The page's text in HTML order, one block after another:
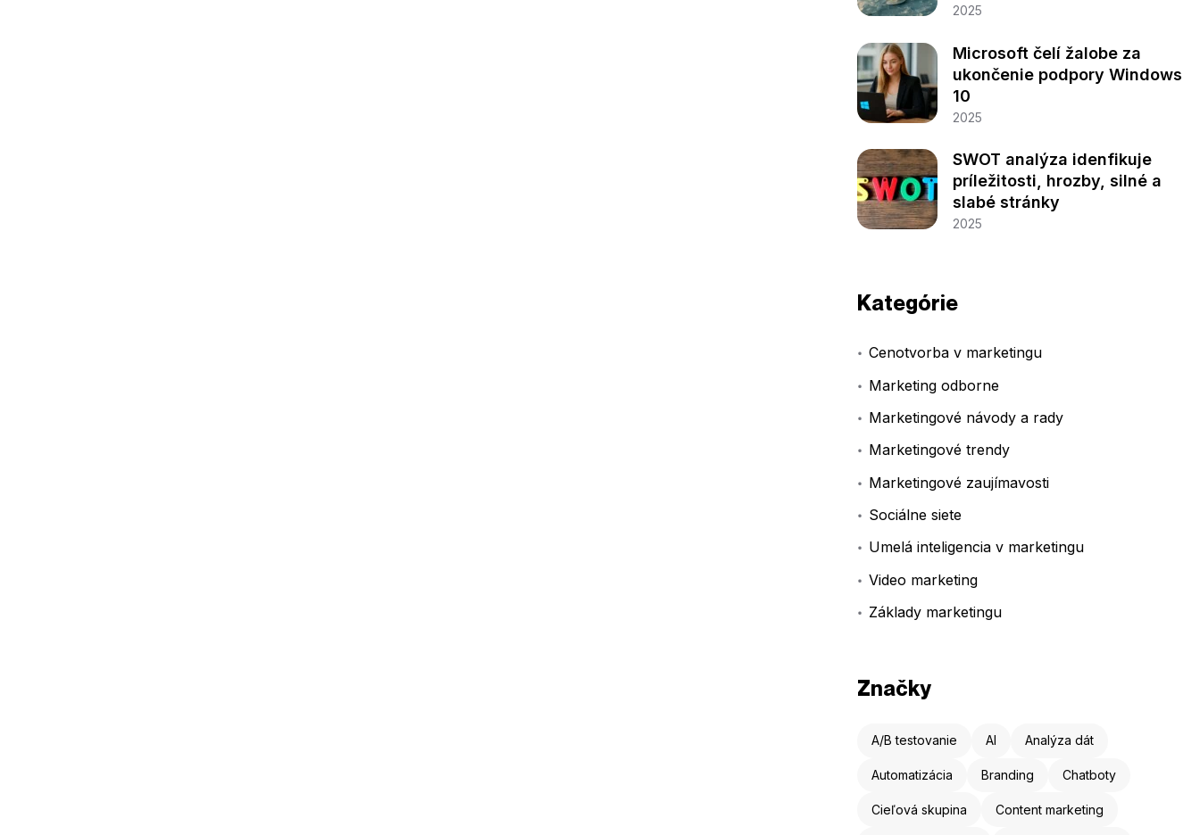
2025
Microsoft čelí žalobe za
ukončenie podpory Windows
10
2025
SWOT analýza idenfikuje
príležitosti, hrozby, silné a
slabé stránky
2025
Kategórie
Cenotvorba v marketingu
Marketing odborne
Marketingové návody a rady
Marketingové trendy
Marketingové zaujímavosti
Sociálne siete
Umelá inteligencia v marketingu
Video marketing
Základy marketingu
Značky
A/B testovanie AI Analýza dát
Automatizácia Branding Chatboty
Cieľová skupina Content marketing